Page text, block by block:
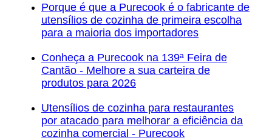
Porque é que a Purecook é o fabricante de
utensílios de cozinha de primeira escolha
para a maioria dos importadores
Conheça a Purecook na 139ª Feira de
Cantão - Melhore a sua carteira de
produtos para 2026
Utensílios de cozinha para restaurantes
por atacado para melhorar a eficiência da
cozinha comercial - Purecook